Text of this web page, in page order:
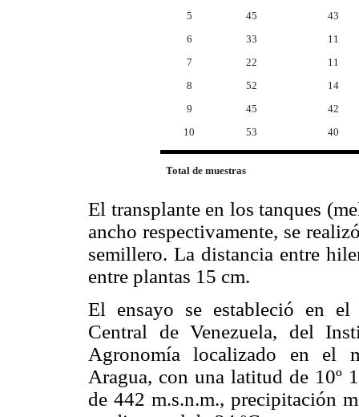
5
6
7
8
9
10
45
33
22
52
45
53
43
11
11
14
42
40
Total de muestras
El transplante en los tanques
ancho respectivamente, se
semillero. La distancia entre
entre plantas 15 cm.
El ensayo se estableció en
Central de Venezuela, del
Agronomía localizado en el
Aragua, con una latitud de 10º
de 442 m.s.n.m., precipitación